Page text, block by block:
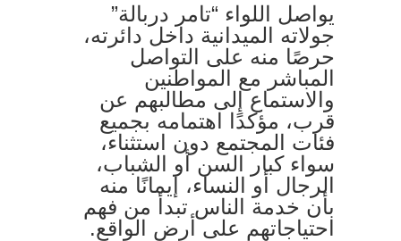
يواصل اللواء “تامر دربالة”
جولاته الميدانية داخل دائرته،
حرصًا منه على التواصل
المباشر مع المواطنين
والاستماع إلى مطالبهم عن
قرب، مؤكدًا اهتمامه بجميع
فئات المجتمع دون استثناء،
سواء كبار السن أو الشباب،
الرجال أو النساء، إيمانًا منه
بأن خدمة الناس تبدأ من فهم
احتياجاتهم على أرض الواقع.